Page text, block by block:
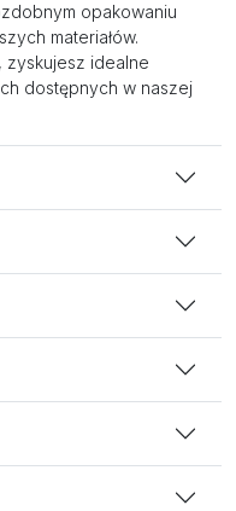
opakowaniu
materiałów.
zyskujesz idealne
dostępnych w naszej